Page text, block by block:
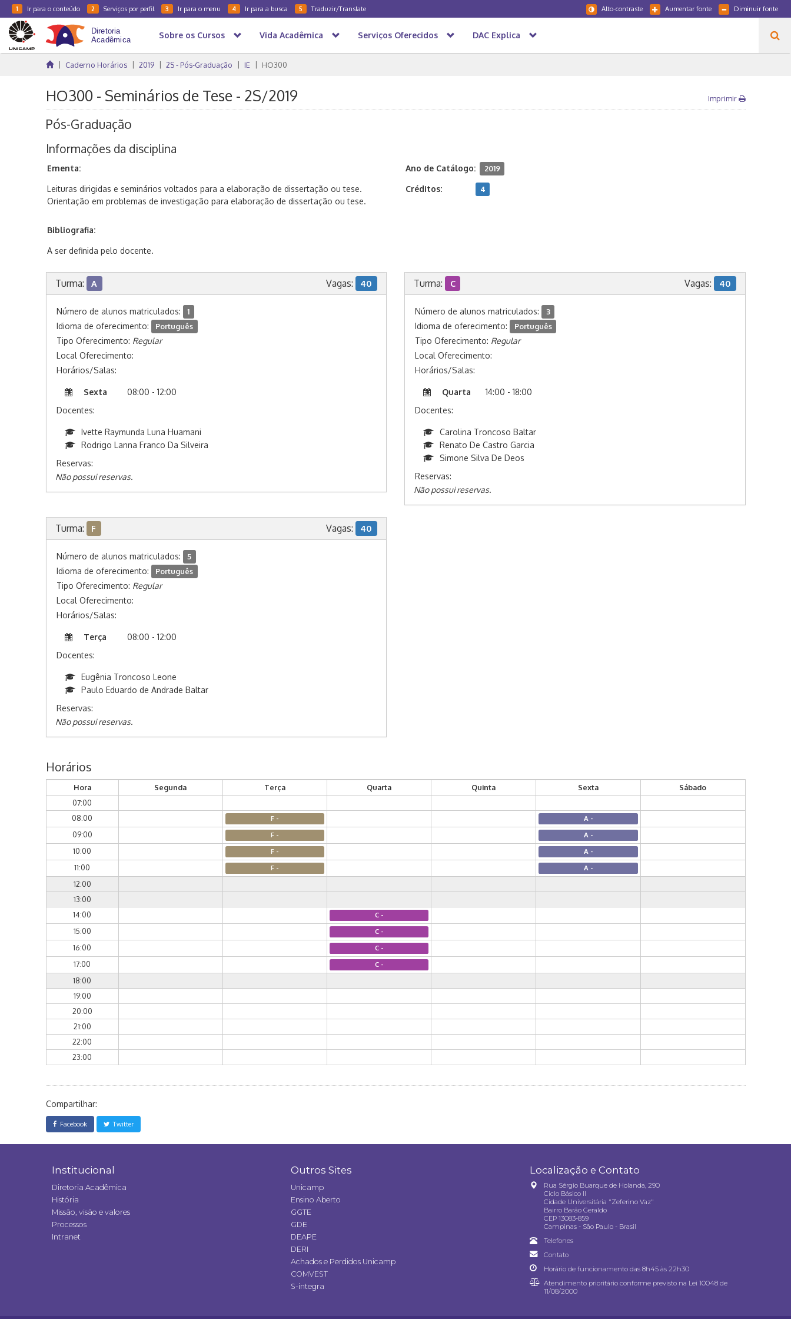
1 Ir para o conteúdo 2 Serviços por perfil 3 Ir para o menu 4 Ir para a busca 5 Traduzir/Translate Diminuir fonte
Aumentar fonte
Alto-contraste
Sobre os Cursos Vida Acadêmica Serviços Oferecidos DAC Explica
Caderno Horários 2019 2S - Pós-Graduação IE HO300
HO300 - Seminários de Tese - 2S/2019 Imprimir
Pós-Graduação
Informações da disciplina
Ementa:
Leituras dirigidas e seminários voltados para a elaboração de dissertação ou tese.
Orientação em problemas de investigação para elaboração de dissertação ou tese.
Bibliografia:
A ser definida pelo docente.
Ano de Catálogo: 2019
Créditos: 4
Turma: A Vagas: 40
Número de alunos matriculados: 1
Idioma de oferecimento: Português
Tipo Oferecimento: Regular
Local Oferecimento:
Horários/Salas:
Sexta
08:00 - 12:00
Docentes:
Ivette Raymunda Luna Huamani
Rodrigo Lanna Franco Da Silveira
Reservas:
Não possui reservas.
Turma: C Vagas: 40
Número de alunos matriculados: 3
Idioma de oferecimento: Português
Tipo Oferecimento: Regular
Local Oferecimento:
Horários/Salas:
Quarta
14:00 - 18:00
Docentes:
Carolina Troncoso Baltar
Renato De Castro Garcia
Simone Silva De Deos
Reservas:
Não possui reservas.
Turma: F Vagas: 40
Número de alunos matriculados: 5
Idioma de oferecimento: Português
Tipo Oferecimento: Regular
Local Oferecimento:
Horários/Salas:
Terça
08:00 - 12:00
Docentes:
Eugênia Troncoso Leone
Paulo Eduardo de Andrade Baltar
Reservas:
Não possui reservas.
Horários
Hora Segunda Terça Quarta Quinta Sexta
Sábado
07:00
08:00
F - A -
09:00 F - A -
10:00 F - A -
11:00 F - A -
12:00
13:00
14:00
C -
15:00 C -
16:00 C -
17:00 C -
18:00
19:00
20:00
21:00
22:00
23:00
Compartilhar:
Facebook Twitter
Institucional
Diretoria Acadêmica
História
Missão, visão e valores
Processos
Intranet
Outros Sites
Unicamp
Ensino Aberto
GGTE
GDE
DEAPE
DERI
Achados e Perdidos Unicamp
COMVEST
S-integra
Localização e Contato
Rua Sérgio Buarque de Holanda, 290
Ciclo Básico II
Cidade Universitária "Zeferino Vaz"
Bairro Barão Geraldo
CEP 13083-859
Campinas - São Paulo - Brasil
Telefones
Contato
Horário de funcionamento das 8h45 às 22h30
Atendimento prioritário conforme previsto na Lei 10048 de
11/08/2000